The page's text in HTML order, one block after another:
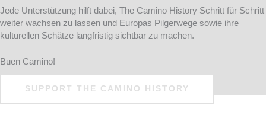
Jede Unterstützung hilft dabei, The Camino History Schritt für Schritt
weiter wachsen zu lassen und Europas Pilgerwege sowie ihre
kulturellen Schätze langfristig sichtbar zu machen.
Buen Camino!
SUPPORT THE CAMINO HISTORY